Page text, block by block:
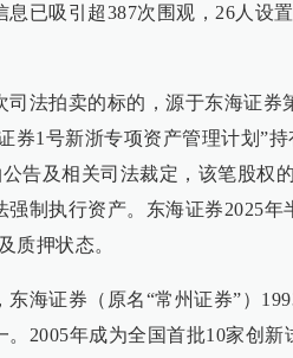
息已吸引超387次围观，26人设
司法拍卖的标的，源于东海证券
券1号新浙专项资产管理计划”
告及相关司法裁定，该笔股权
强制执行资产。东海证券2025
质押状态。
东海证券（原名“常州证券”）
。2005年成为全国首批10家创